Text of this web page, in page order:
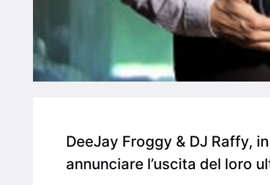
DeeJay Froggy & DJ Raffy,
annunciare l’uscita del loro